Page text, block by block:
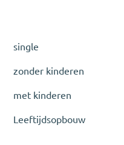
single
zonder kinderen
met kinderen
Leeftijdsopbouw